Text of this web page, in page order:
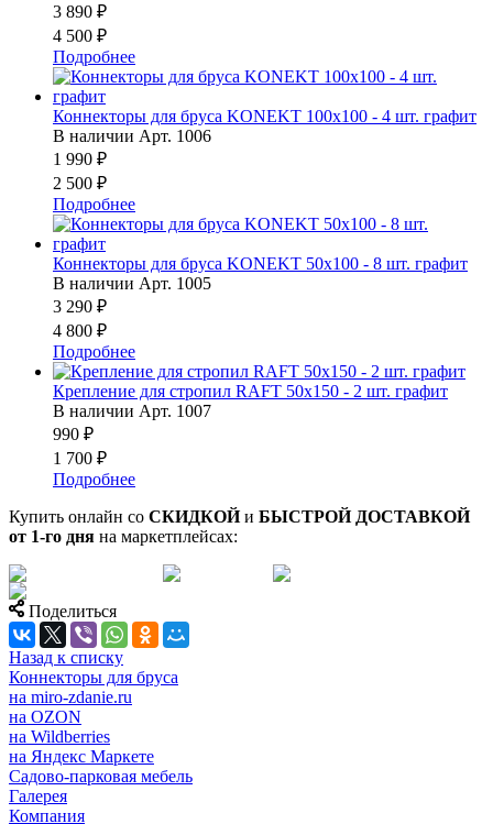
3 890 ₽
4 500 ₽
Подробнее
Коннекторы для бруса KONEKT 100x100 - 4 шт. графит
В наличии Арт. 1006
1 990 ₽
2 500 ₽
Подробнее
Коннекторы для бруса KONEKT 50x100 - 8 шт. графит
В наличии Арт. 1005
3 290 ₽
4 800 ₽
Подробнее
Крепление для стропил RAFT 50x150 - 2 шт. графит
В наличии Арт. 1007
990 ₽
1 700 ₽
Подробнее
Купить онлайн со СКИДКОЙи БЫСТРОЙ ДОСТАВКОЙ
от 1-го дня на маркетплейсах:
Поделиться
Назад к списку
Коннекторы для бруса
на miro-zdanie.ru
на OZON
на Wildberries
на Яндекс Маркете
Садово-парковая мебель
Галерея
Компания